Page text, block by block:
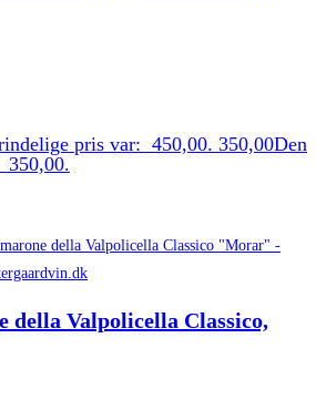
pris var: 450,00. 350,00Den
350,00.
della Valpolicella Classico,